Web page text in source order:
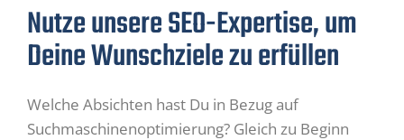
Nutze unsere SEO-Expertise, um
Deine Wunschziele zu erfüllen
Welche Absichten hast Du in Bezug auf
Suchmaschinenoptimierung? Gleich zu Beginn